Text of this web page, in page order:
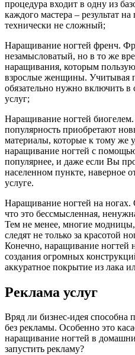
процедура входит в одну из
каждого мастера – результат
технически не сложный;
Наращивание ногтей френч.
незамысловатый, но в то же
наращивания, которым
взрослые женщины. Учитывая
обязательно нужно включить
услуг;
Наращивание ногтей
популярность приобретают
материалы, которые к тому же
наращивание ногтей с
популярнее, и даже если Вы
населенном пункте, наверное
услуге.
Наращивание ногтей на ногах.
что это бессмысленная,
Тем не менее, многие модницы,
следят не только за красотой
Конечно, наращивание ногтей
создания огромных
аккуратное покрытие из лака
Реклама услуг
Вряд ли бизнес-идея способна
без рекламы. Особенно это
наращивание ногтей в
запустить рекламу?